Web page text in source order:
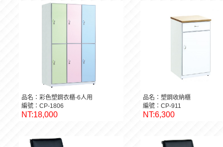
品名：彩色塑鋼衣櫃-6人用
編號：CP-1806
NT:18,000
品名：塑鋼收納櫃
編號：CP-911
NT:6,300